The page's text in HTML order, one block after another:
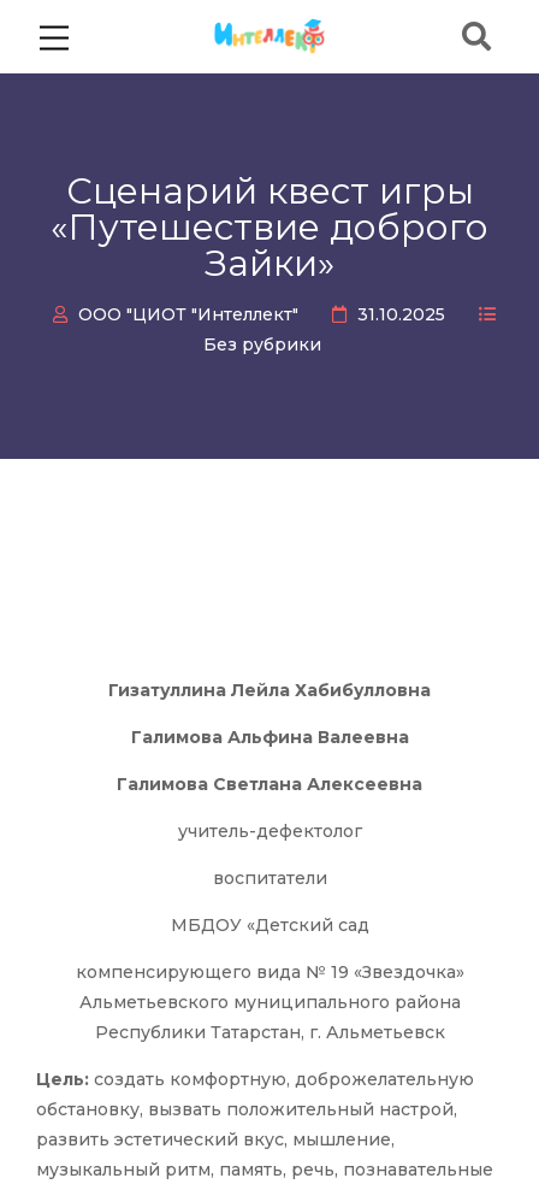
Сценарий квест игры
«Путешествие доброго
Зайки»
ООО "ЦИОТ "Интеллект"
31.10.2025
Без рубрики
Гизатуллина Лейла Хабибулловна
Галимова Альфина Валеевна
Галимова Светлана Алексеевна
учитель-дефектолог
воспитатели
МБДОУ «Детский сад
компенсирующего вида № 19 «Звездочка»
Альметьевского муниципального района
Республики Татарстан, г. Альметьевск
Цель: создать комфортную, доброжелательную
обстановку, вызвать положительный настрой,
развить эстетический вкус, мышление,
музыкальный ритм, память, речь, познавательные